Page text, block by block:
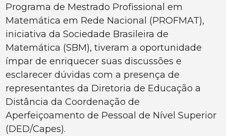
Programa de Mestrado Profissional em
Matemática em Rede Nacional (PROFMAT),
iniciativa da Sociedade Brasileira de
Matemática (SBM), tiveram a oportunidade
ímpar de enriquecer suas discussões e
esclarecer dúvidas com a presença de
representantes da Diretoria de Educação a
Distância da Coordenação de
Aperfeiçoamento de Pessoal de Nível Superior
(DED/Capes).